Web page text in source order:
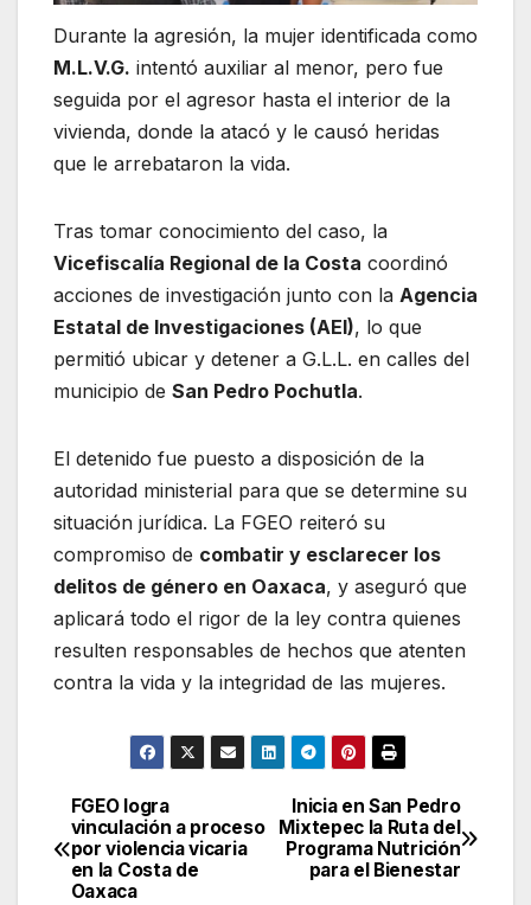
Durante la agresión, la mujer identificada como
M.L.V.G. intentó auxiliar al menor, pero fue
seguida por el agresor hasta el interior de la
vivienda, donde la atacó y le causó heridas
que le arrebataron la vida.
Tras tomar conocimiento del caso, la
Vicefiscalía Regional de la Costa coordinó
acciones de investigación junto con la Agencia
Estatal de Investigaciones (AEI), lo que
permitió ubicar y detener a G.L.L. en calles del
municipio de San Pedro Pochutla.
El detenido fue puesto a disposición de la
autoridad ministerial para que se determine su
situación jurídica. La FGEO reiteró su
compromiso de combatir y esclarecer los
delitos de género en Oaxaca, y aseguró que
aplicará todo el rigor de la ley contra quienes
resulten responsables de hechos que atenten
contra la vida y la integridad de las mujeres.
Navegación
de
Inicia en San Pedro
Mixtepec la Ruta del
Programa Nutrición
para el Bienestar
FGEO logra
vinculación a proceso
por violencia vicaria
en la Costa de
Oaxaca